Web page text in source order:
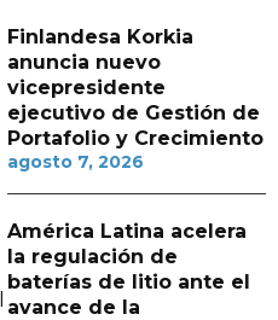
Finlandesa Korkia
anuncia nuevo
vicepresidente
ejecutivo de Gestión de
Portafolio y Crecimiento
agosto 7, 2026
América Latina acelera
la regulación de
baterías de litio ante el
avance de la